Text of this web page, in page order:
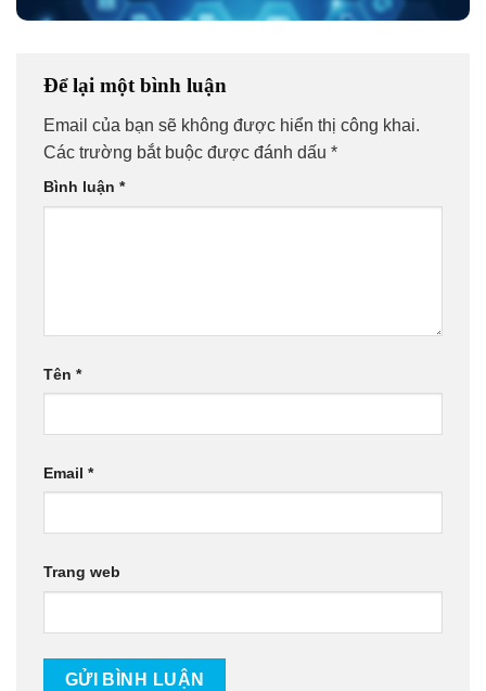
Để lại một bình luận
Email của bạn sẽ không được hiển thị công khai.
Các trường bắt buộc được đánh dấu *
Bình luận *
Tên *
Email *
Trang web